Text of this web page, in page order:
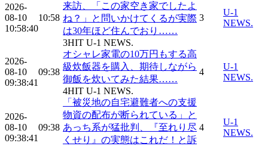
2026-
08-10
10:58:40
10:58
来訪、「この家空き家でしたよ
ね？」と問いかけてくるが実際
は30年ほど住んでおり……
3HIT U-1 NEWS.
3
U-1
NEWS.
2026-
08-10
09:38:41
09:38
オシャレ家電の10万円もする高
級炊飯器を購入、期待しながら
御飯を炊いてみた結果……
4HIT U-1 NEWS.
4
U-1
NEWS.
2026-
08-10
09:38:41
09:38
「被災地の自宅避難者への支援
物資の配布が断られている」と
あっち系が猛批判、『至れり尽
くせり』の実態はこれだ！と訴
4
U-1
NEWS.